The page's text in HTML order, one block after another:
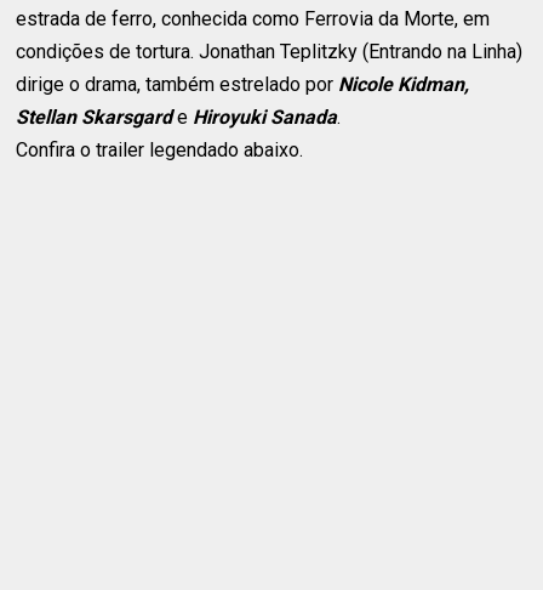
estrada de ferro, conhecida como Ferrovia da Morte, em
condições de tortura. Jonathan Teplitzky (Entrando na Linha)
dirige o drama, também estrelado por Nicole Kidman,
Stellan Skarsgarde Hiroyuki Sanada.
Confira o trailer legendado abaixo.